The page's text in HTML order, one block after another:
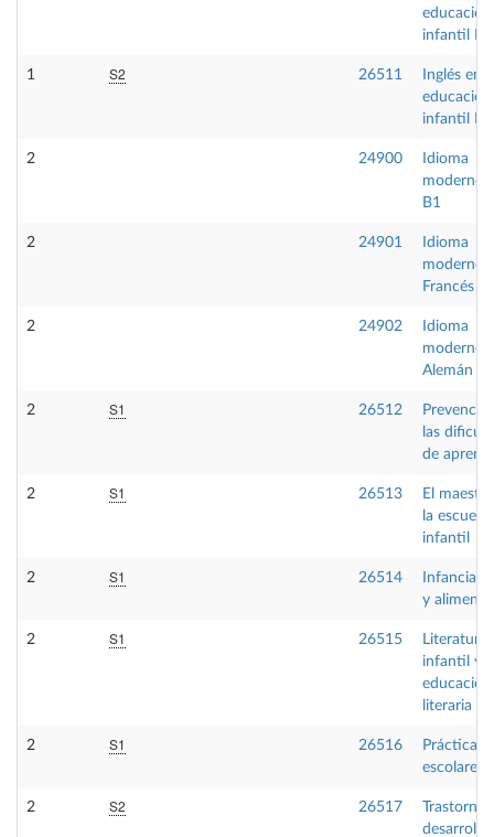
educación
infantil I
1 S2 26511
Inglés en
educación
infantil I
2 24900
Idioma
moderno
B1
2 24901
Idioma
moderno
Francés
2 24902
Idioma
moderno
Alemán
2 S1 26512
las
de
2 S1 26513
El
la escuela
infantil
2 S1 26514
Infancia,
y
2 S1 26515
Literatura
infantil y
educación
literaria
2 S1 26516
Prácticas
escolares I
2 S2 26517
desarrollo